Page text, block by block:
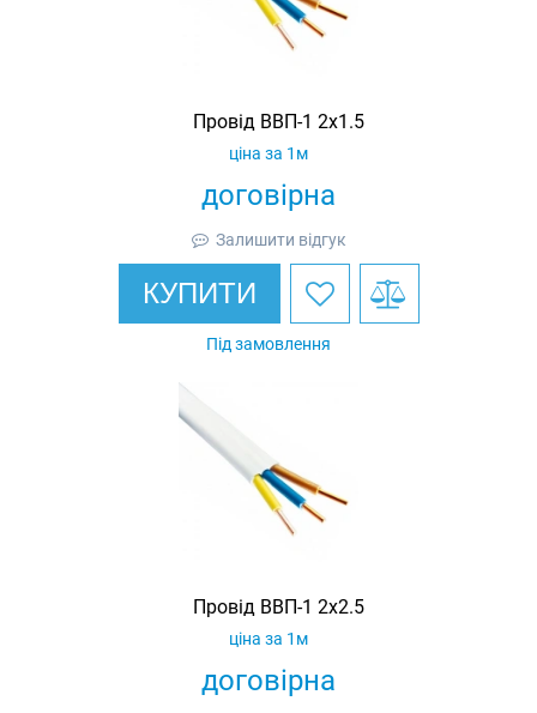
Провід ВВП-1 2х1.5
договірна
ціна за 1м
Залишити відгук
КУПИТИ
Під замовлення
Провід ВВП-1 2х2.5
договірна
ціна за 1м